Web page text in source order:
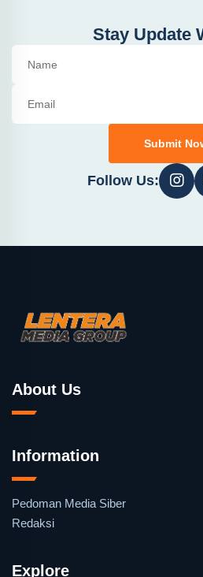
Stay Update
Submit
Follow Us:
About Us
Information
Pedoman Media Siber
Redaksi
Explore